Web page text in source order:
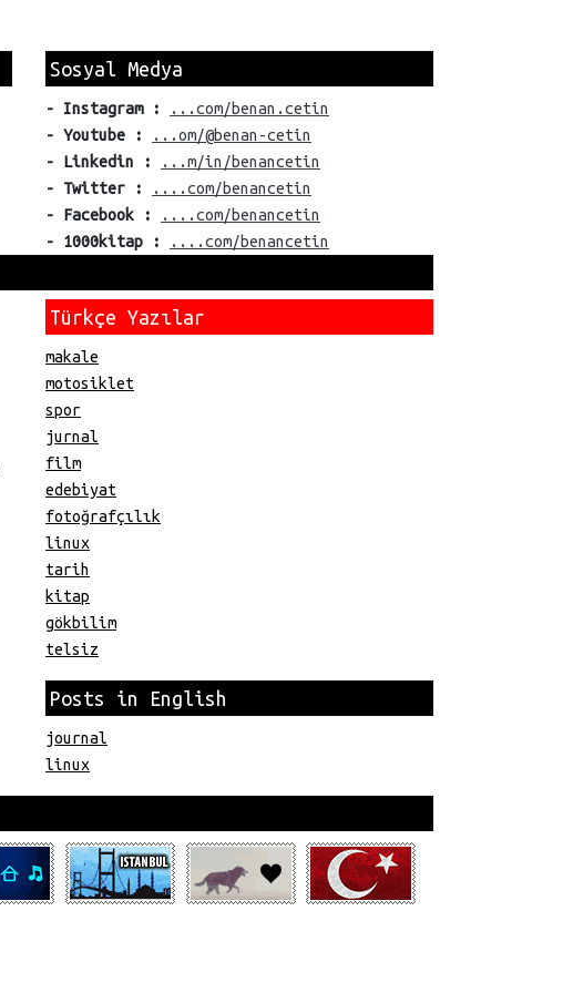
Sosyal Medya
- Instagram :
...com/benan.cetin
- Youtube :
...om/@benan-cetin
- Linkedin :
...m/in/benancetin
- Twitter :
....com/benancetin
- Facebook :
....com/benancetin
- 1000kitap :
....com/benancetin
Türkçe Yazılar
makale
motosiklet
spor
jurnal
film
edebiyat
fotoğrafçılık
linux
tarih
kitap
gökbilim
telsiz
Posts in English
journal
linux